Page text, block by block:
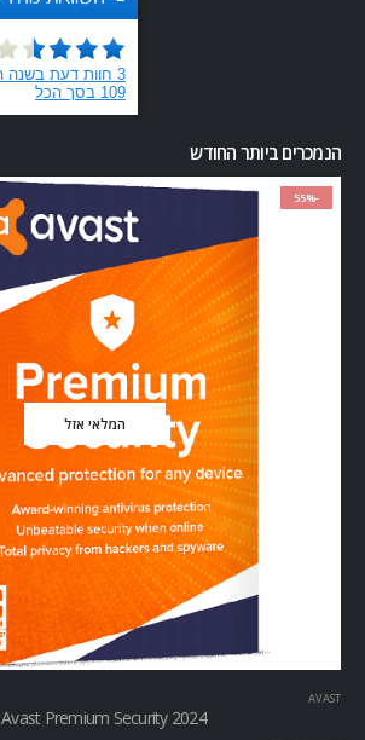
הנמכרים ביותר החודש
-55%
המלאי אזל
AVAST
Avast Premium Security 2024 - רישיון שנתי למחשב אחד